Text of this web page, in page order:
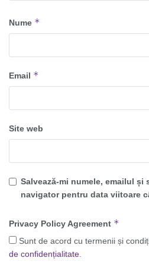
Nume *
Email *
Site web
Salvează-mi numele, emailul și
navigator pentru data viitoare
Privacy Policy Agreement *
Sunt de acord cu termenii și
de confidențialitate